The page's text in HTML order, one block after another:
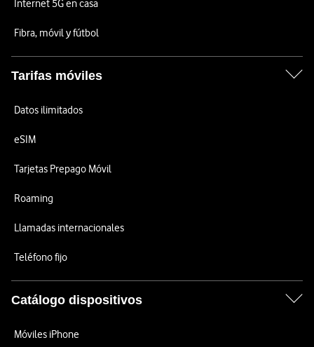
Internet 5G en casa
Fibra, móvil y fútbol
Tarifas móviles
Datos ilimitados
eSIM
Tarjetas Prepago Móvil
Roaming
Llamadas internacionales
Teléfono fijo
Catálogo dispositivos
Móviles iPhone